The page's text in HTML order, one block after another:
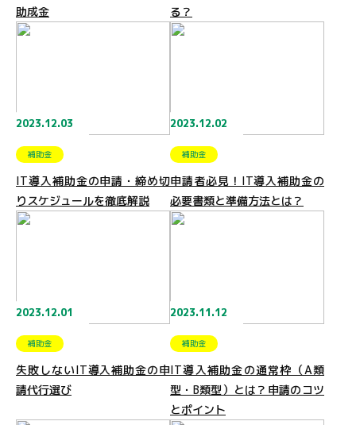
助成金
る？
2023.12.03
補助金
IT導入補助金の申請・締め切
りスケジュールを徹底解説
2023.12.02
補助金
申請者必見！IT導入補助金の
必要書類と準備方法とは？
2023.12.01
補助金
失敗しないIT導入補助金の申
請代行選び
2023.11.12
補助金
IT導入補助金の通常枠（A類
型・B類型）とは？申請のコツ
とポイント